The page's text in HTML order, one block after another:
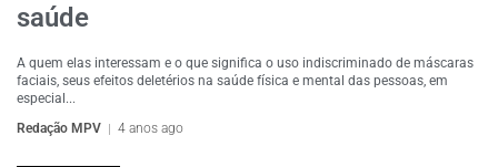
saúde
A quem elas interessam e o que significa o uso indiscriminado de máscaras
faciais, seus efeitos deletérios na saúde física e mental das pessoas, em
especial...
Redação MPV
4 anos ago